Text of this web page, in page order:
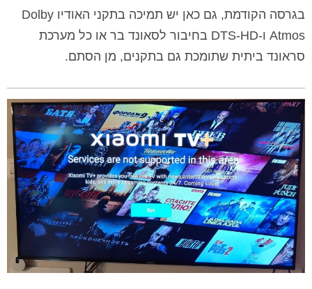
בגרסה הקודמת, גם כאן יש תמיכה בתקני האודיו Dolby
Atmos ו-DTS-HD בחיבור לסאונד בר או כל מערכת
סראונד ביתית שתומכת גם בתקנים, מן הסתם.